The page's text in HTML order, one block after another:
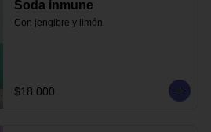
Soda inmune
Con jengibre y limón.
$18.000